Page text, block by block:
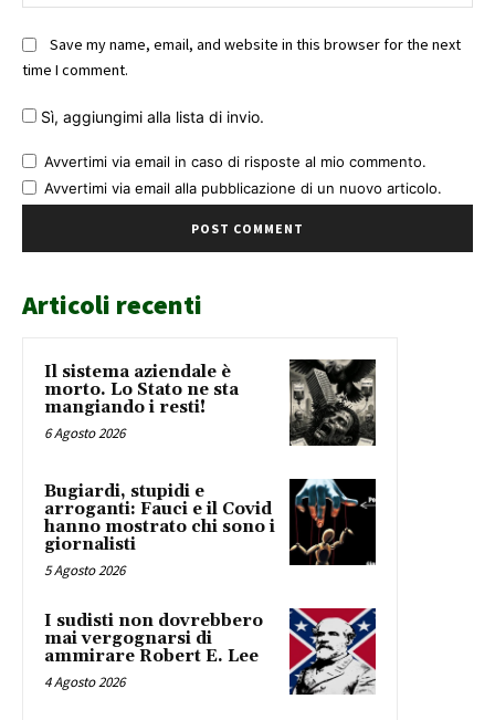
Save my name, email, and website in this browser for the next
time I comment.
Sì, aggiungimi alla lista di invio.
Avvertimi via email in caso di risposte al mio commento.
Avvertimi via email alla pubblicazione di un nuovo articolo.
Articoli recenti
Il sistema aziendale è
morto. Lo Stato ne sta
mangiando i resti!
6 Agosto 2026
Bugiardi, stupidi e
arroganti: Fauci e il Covid
hanno mostrato chi sono i
giornalisti
5 Agosto 2026
I sudisti non dovrebbero
mai vergognarsi di
ammirare Robert E. Lee
4 Agosto 2026